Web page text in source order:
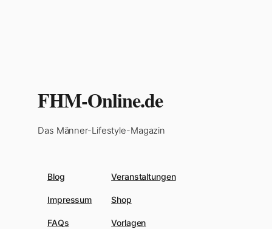
FHM-Online.de
Das Männer-Lifestyle-Magazin
Blog
Impressum
FAQs
Veranstaltungen
Shop
Vorlagen